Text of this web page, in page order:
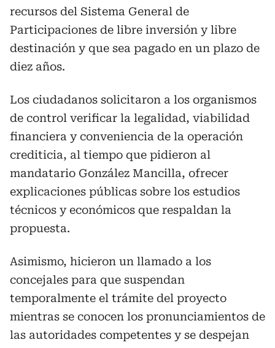
recursos del Sistema General de
Participaciones de libre inversión y libre
destinación y que sea pagado en un plazo de
diez años.
Los ciudadanos solicitaron a los organismos
de control verificar la legalidad, viabilidad
financiera y conveniencia de la operación
crediticia, al tiempo que pidieron al
mandatario González Mancilla, ofrecer
explicaciones públicas sobre los estudios
técnicos y económicos que respaldan la
propuesta.
Asimismo, hicieron un llamado a los
concejales para que suspendan
temporalmente el trámite del proyecto
mientras se conocen los pronunciamientos de
las autoridades competentes y se despejan